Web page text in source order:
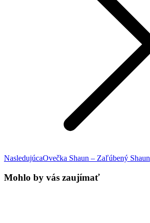
NasledujúcaNext
Ovečka Shaun – Zaľúbený Shaun
Mohlo by vás zaujímať